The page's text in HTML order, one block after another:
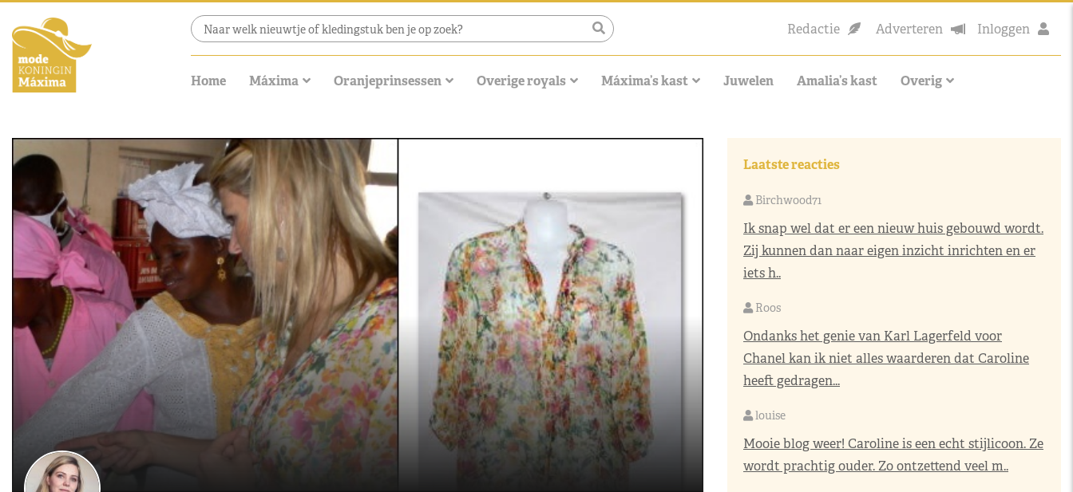
Redactie Adverteren Inloggen
Home Máxima Oranjeprinsessen Overige royals Máxima’s kast Juwelen Amalia’s kast Overig
Laatste reacties
Birchwood71
Ik snap wel dat er een nieuw huis gebouwd wordt.
Zij kunnen dan naar eigen inzicht inrichten en er
iets h..
Roos
Ondanks het genie van Karl Lagerfeld voor
Chanel kan ik niet alles waarderen dat Caroline
heeft gedragen...
louise
Mooie blog weer! Caroline is een echt stijlicoon. Ze
wordt prachtig ouder. Zo ontzettend veel m..